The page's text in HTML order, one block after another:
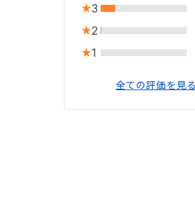
3
2
1
全ての評価を見る